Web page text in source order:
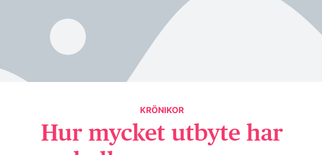
KRÖNIKOR
Hur mycket utbyte har